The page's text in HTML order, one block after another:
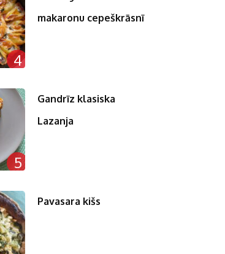
4
makaronu cepeškrāsnī
5
Gandrīz klasiska
Lazanja
Pavasara kišs